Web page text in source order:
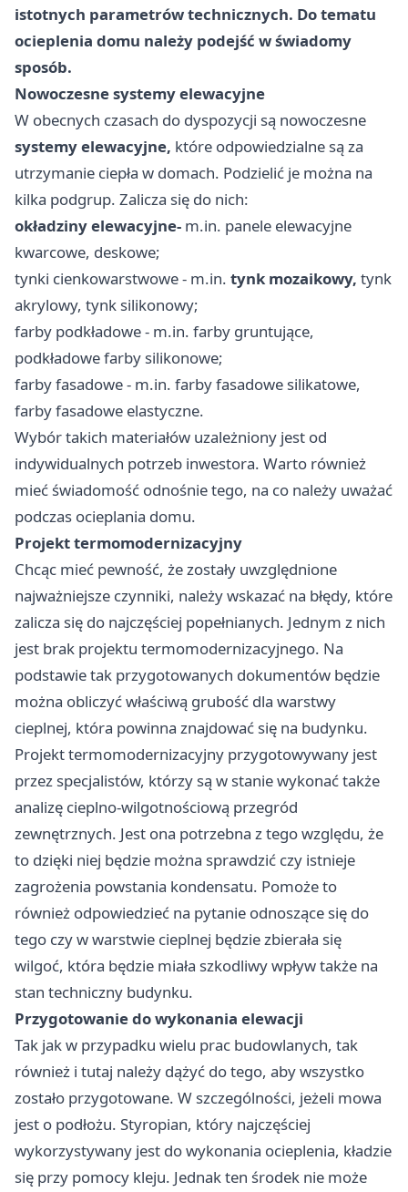
istotnych parametrów technicznych. Do tematu
ocieplenia domu należy podejść w świadomy
sposób.
Nowoczesne systemy elewacyjne
W obecnych czasach do dyspozycji są nowoczesne
systemy elewacyjne, które odpowiedzialne są za
utrzymanie ciepła w domach. Podzielić je można na
kilka podgrup. Zalicza się do nich:
okładziny elewacyjne- m.in. panele elewacyjne
kwarcowe, deskowe;
tynki cienkowarstwowe - m.in. tynk mozaikowy, tynk
akrylowy, tynk silikonowy;
farby podkładowe - m.in. farby gruntujące,
podkładowe farby silikonowe;
farby fasadowe - m.in. farby fasadowe silikatowe,
farby fasadowe elastyczne.
Wybór takich materiałów uzależniony jest od
indywidualnych potrzeb inwestora. Warto również
mieć świadomość odnośnie tego, na co należy uważać
podczas ocieplania domu.
Projekt termomodernizacyjny
Chcąc mieć pewność, że zostały uwzględnione
najważniejsze czynniki, należy wskazać na błędy, które
zalicza się do najczęściej popełnianych. Jednym z nich
jest brak projektu termomodernizacyjnego. Na
podstawie tak przygotowanych dokumentów będzie
można obliczyć właściwą grubość dla warstwy
cieplnej, która powinna znajdować się na budynku.
Projekt termomodernizacyjny przygotowywany jest
przez specjalistów, którzy są w stanie wykonać także
analizę cieplno-wilgotnościową przegród
zewnętrznych. Jest ona potrzebna z tego względu, że
to dzięki niej będzie można sprawdzić czy istnieje
zagrożenia powstania kondensatu. Pomoże to
również odpowiedzieć na pytanie odnoszące się do
tego czy w warstwie cieplnej będzie zbierała się
wilgoć, która będzie miała szkodliwy wpływ także na
stan techniczny budynku.
Przygotowanie do wykonania elewacji
Tak jak w przypadku wielu prac budowlanych, tak
również i tutaj należy dążyć do tego, aby wszystko
zostało przygotowane. W szczególności, jeżeli mowa
jest o podłożu. Styropian, który najczęściej
wykorzystywany jest do wykonania ocieplenia, kładzie
się przy pomocy kleju. Jednak ten środek nie może